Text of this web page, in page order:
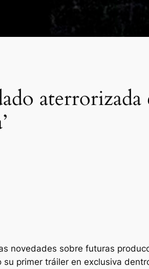
novedades sobre futuras
su primer tráiler en exclusiva